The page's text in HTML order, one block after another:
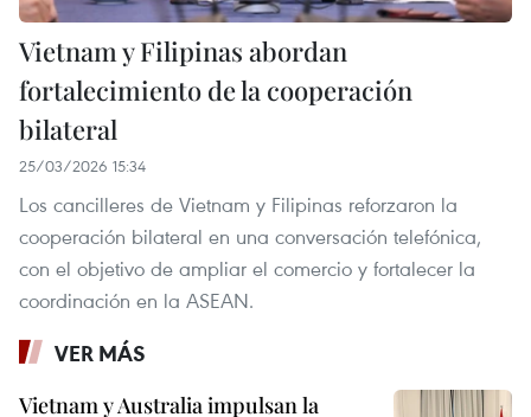
Vietnam y Filipinas abordan
fortalecimiento de la cooperación
bilateral
25/03/2026 15:34
Los cancilleres de Vietnam y Filipinas reforzaron la
cooperación bilateral en una conversación telefónica,
con el objetivo de ampliar el comercio y fortalecer la
coordinación en la ASEAN.
VER MÁS
Vietnam y Australia impulsan la